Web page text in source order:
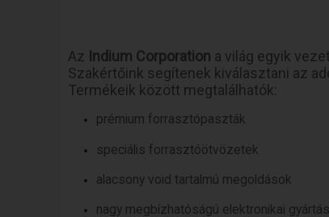
Az Indium Corporation a világ egyik
Szakértőink segítenek kiválasztani az
Termékeik között megtalálhatók:
prémium forrasztópaszták
speciális forrasztóötvözetek
alacsony void tartalmú megoldások
nagy megbízhatóságú elektronikai